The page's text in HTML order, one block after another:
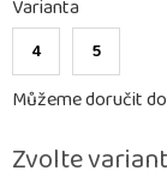
Zvolte
Varianta
4 5
Můžeme doručit